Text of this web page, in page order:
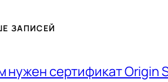
ЗАПИСЕЙ
нужен сертификат Origin